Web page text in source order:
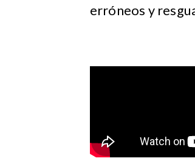
erróneos y